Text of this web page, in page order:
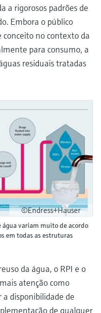
a rigorosos padrões de
Embora o público
no contexto da
para consumo, a
residuais tratadas
©Endress+Hauser
variam muito de acordo
em todas as estruturas
da água, o RPI e o
atenção como
disponibilidade de
de qualquer